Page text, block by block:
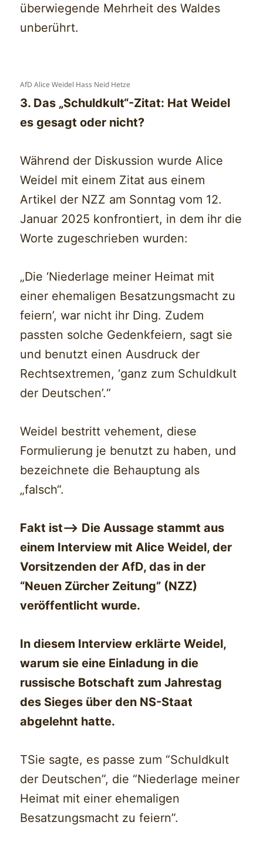
überwiegende Mehrheit des Waldes
unberührt.
AfD Alice Weidel Hass Neid Hetze
3. Das „Schuldkult“-Zitat: Hat Weidel
es gesagt oder nicht?
Während der Diskussion wurde Alice
Weidel mit einem Zitat aus einem
Artikel der NZZ am Sonntag vom 12.
Januar 2025 konfrontiert, in dem ihr die
Worte zugeschrieben wurden:
„Die ‘Niederlage meiner Heimat mit
einer ehemaligen Besatzungsmacht zu
feiern’, war nicht ihr Ding. Zudem
passten solche Gedenkfeiern, sagt sie
und benutzt einen Ausdruck der
Rechtsextremen, ‘ganz zum Schuldkult
der Deutschen’.“
Weidel bestritt vehement, diese
Formulierung je benutzt zu haben, und
bezeichnete die Behauptung als
„falsch“.
Fakt ist—> Die Aussage stammt aus
einem Interview mit Alice Weidel, der
Vorsitzenden der AfD, das in der
“Neuen Zürcher Zeitung” (NZZ)
veröffentlicht wurde.
In diesem Interview erklärte Weidel,
warum sie eine Einladung in die
russische Botschaft zum Jahrestag
des Sieges über den NS-Staat
abgelehnt hatte.
TSie sagte, es passe zum “Schuldkult
der Deutschen”, die “Niederlage meiner
Heimat mit einer ehemaligen
Besatzungsmacht zu feiern”.